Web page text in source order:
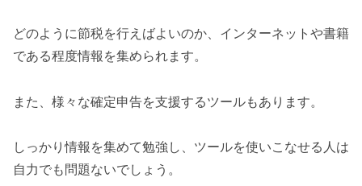
どのように節税を行えばよいのか、インターネットや書籍
である程度情報を集められます。
また、様々な確定申告を支援するツールもあります。
しっかり情報を集めて勉強し、ツールを使いこなせる人は
自力でも問題ないでしょう。